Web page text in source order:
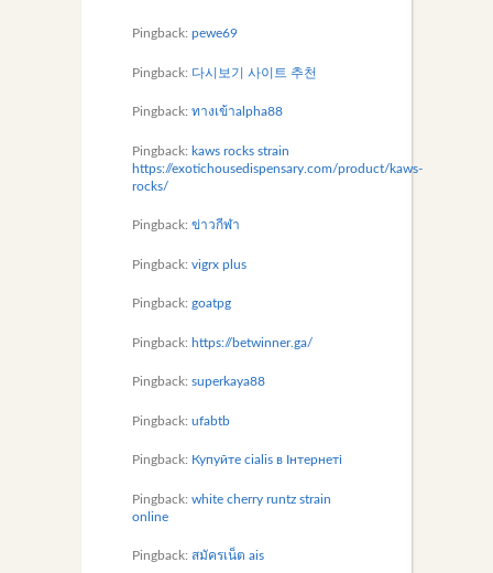
Pingback: pewe69
Pingback: 다시보기 사이트 추천
Pingback: ทางเข้าalpha88
Pingback: kaws rocks strain
https://exotichousedispensary.com/product/kaws-
rocks/
Pingback: ข่าวกีฬา
Pingback: vigrx plus
Pingback: goatpg
Pingback: https://betwinner.ga/
Pingback: superkaya88
Pingback: ufabtb
Pingback: Купуйте cialis в Інтернеті
Pingback: white cherry runtz strain
online
Pingback: สมัครเน็ต ais